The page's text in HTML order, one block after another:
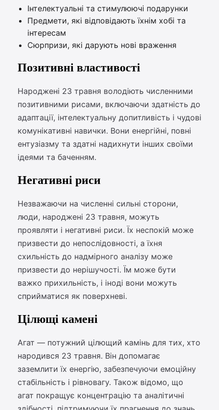
Інтелектуальні та стимулюючі подарунки
Предмети, які відповідають їхнім хобі та
інтересам
Сюрпризи, які дарують нові враження
Позитивні властивості
Народжені 23 травня володіють численними
позитивними рисами, включаючи здатність до
адаптації, інтелектуальну допитливість і чудові
комунікативні навички. Вони енергійні, повні
ентузіазму та здатні надихнути інших своїми
ідеями та баченням.
Негативні риси
Незважаючи на численні сильні сторони,
люди, народжені 23 травня, можуть
проявляти і негативні риси. Їх неспокій може
призвести до непослідовності, а їхня
схильність до надмірного аналізу може
призвести до нерішучості. Їм може бути
важко прихильність, і іноді вони можуть
сприйматися як поверхневі.
Цілющі камені
Агат — потужний цілющий камінь для тих, хто
народився 23 травня. Він допомагає
заземлити їх енергію, забезпечуючи емоційну
стабільність і рівновагу. Також відомо, що
агат покращує концентрацію та аналітичні